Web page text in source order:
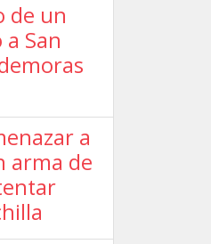
de un
San
a
arma de